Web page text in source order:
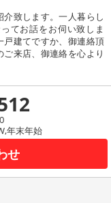
致します。一人暮らし
てお話をお伺い致しま
建てですか、御連絡頂
来店、御連絡を心より
年末年始
せ